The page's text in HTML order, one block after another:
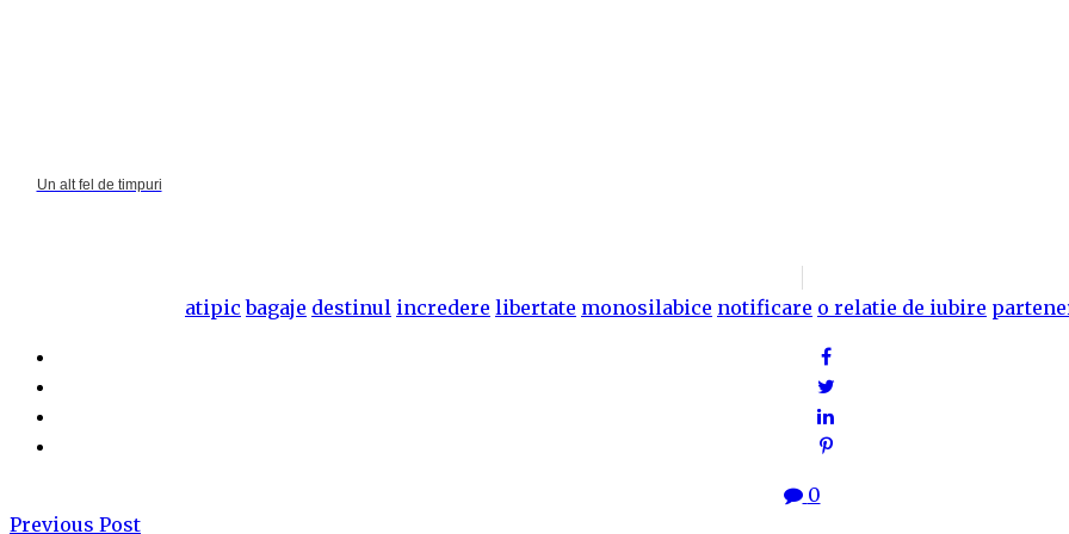
Un alt fel de timpuri
atipic bagaje destinul incredere libertate monosilabice notificare o relatie de iubire
0
Previous Post